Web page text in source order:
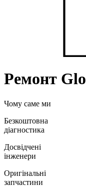
Ремонт Glo
Чому саме ми
Безкоштовна
діагностика
Досвідчені
інженери
Оригінальні
запчастини